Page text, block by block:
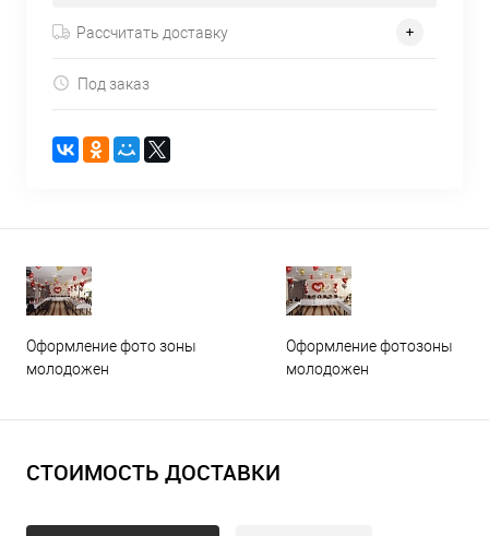
Рассчитать доставку
Под заказ
Оформление фото зоны
молодожен
Оформление фотозоны
молодожен
СТОИМОСТЬ ДОСТАВКИ